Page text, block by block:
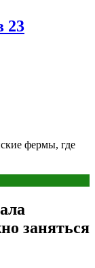
23
фермы, где
заняться